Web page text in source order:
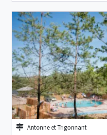
Antonne et Trigonnant